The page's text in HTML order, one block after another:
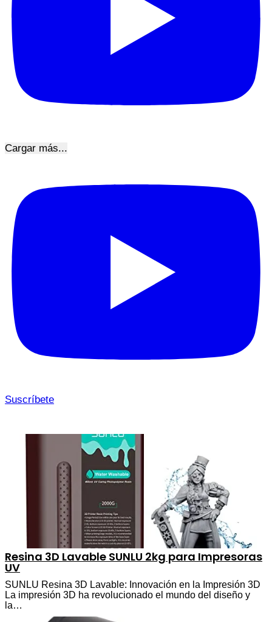
Cargar más...
Suscríbete
Resina 3D Lavable SUNLU 2kg para Impresoras
UV
SUNLU Resina 3D Lavable: Innovación en la Impresión 3D
La impresión 3D ha revolucionado el mundo del diseño y
la…